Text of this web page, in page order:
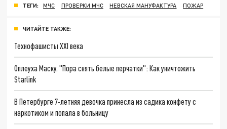
ТЕГИ: МЧС ПРОВЕРКИ МЧС НЕВСКАЯ МАНУФАКТУРА ПОЖАР
ЧИТАЙТЕ ТАКЖЕ:
Технофашисты XXI века
Оплеуха Маску. "Пора снять белые перчатки": Как уничтожить
Starlink
В Петербурге 7-летняя девочка принесла из садика конфету с
наркотиком и попала в больницу